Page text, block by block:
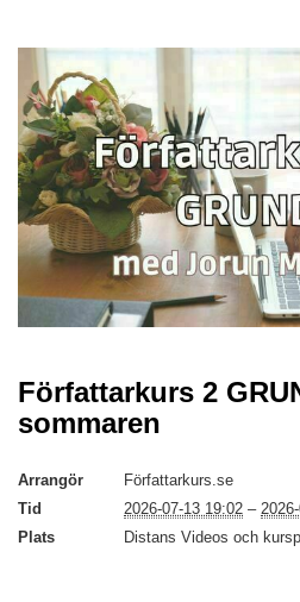
Författarkurs 2
sommaren
Arrangör
Författarkurs.se
Tid
2026-07-13 19:02 –
Plats
Distans Videos och